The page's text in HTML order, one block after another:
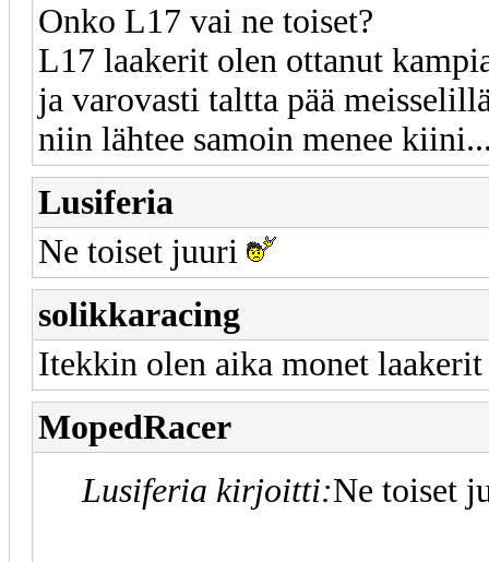
Onko L17 vai ne toiset?
L17 laakerit olen ottanut
ja varovasti taltta pää
niin lähtee samoin menee
Lusiferia
Ne toiset juuri
solikkaracing
Itekkin olen aika monet
MopedRacer
Lusiferia kirjoitti:Ne toiset